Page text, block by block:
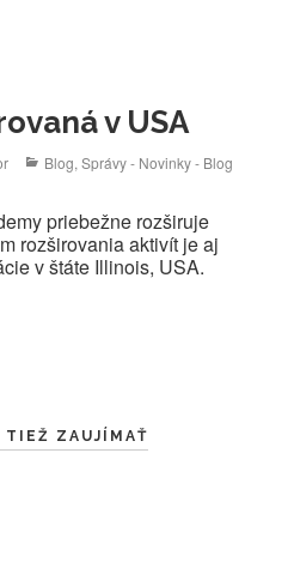
v USA
Categories
Blog,Správy - Novinky - Blog
priebežne rozširuje
rozširovania aktivít je aj
v štáte Illinois, USA.
TIEŽ ZAUJÍMAŤ